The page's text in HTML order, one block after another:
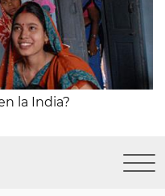
la India?